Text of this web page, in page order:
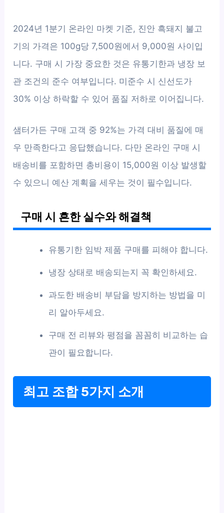
2024년 1분기 온라인 마켓 기준, 진안 흑돼지 불고
기의 가격은 100g당 7,500원에서 9,000원 사이입
니다. 구매 시 가장 중요한 것은 유통기한과 냉장 보
관 조건의 준수 여부입니다. 미준수 시 신선도가
30% 이상 하락할 수 있어 품질 저하로 이어집니다.
샘터가든 구매 고객 중 92%는 가격 대비 품질에 매
우 만족한다고 응답했습니다. 다만 온라인 구매 시
배송비를 포함하면 총비용이 15,000원 이상 발생할
수 있으니 예산 계획을 세우는 것이 필수입니다.
구매 시 흔한 실수와 해결책
유통기한 임박 제품 구매를 피해야 합니다.
냉장 상태로 배송되는지 꼭 확인하세요.
과도한 배송비 부담을 방지하는 방법을 미
리 알아두세요.
구매 전 리뷰와 평점을 꼼꼼히 비교하는 습
관이 필요합니다.
최고 조합 5가지 소개